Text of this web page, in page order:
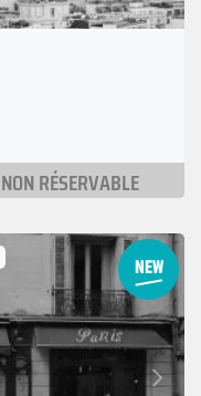
NON RÉSERVABLE
Suivant